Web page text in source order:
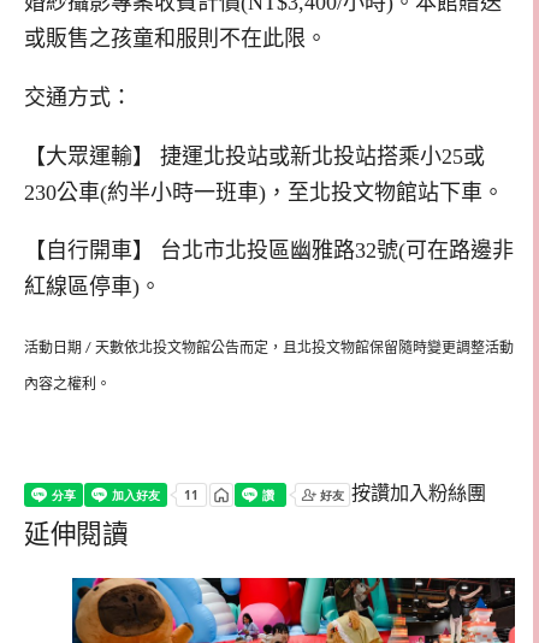
或販售之孩童和服則不在此限。
交通方式：
【大眾運輸】 捷運北投站或新北投站搭乘小25或
230公車(約半小時一班車) ，至北投文物館站下車。
【自行開車】 台北市北投區幽雅路32號(可在路邊非
紅線區停車) 。
活動日期 / 天數依北投文物館公告而定，且北投文物館保留隨時變更調整活動
內容之權利。
按讚加入粉絲團
延伸閱讀